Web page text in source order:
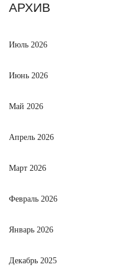
АРХИВ
Июль 2026
Июнь 2026
Май 2026
Апрель 2026
Март 2026
Февраль 2026
Январь 2026
Декабрь 2025